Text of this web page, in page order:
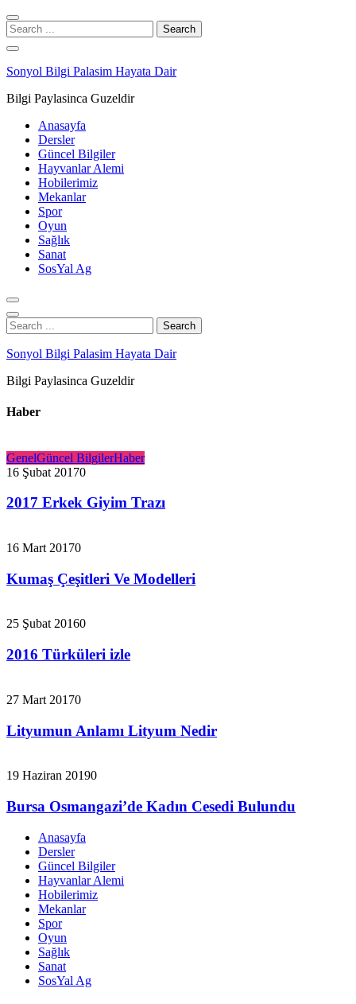
Skip
to
navigation
Skip
to
content
Search
for:
Sonyol Bilgi Palasim Hayata Dair
Bilgi Paylasinca Guzeldir
Anasayfa
Dersler
Güncel Bilgiler
Hayvanlar Alemi
Hobilerimiz
Mekanlar
Spor
Oyun
Sağlık
Sanat
SosYal Ag
Search
for:
Sonyol Bilgi Palasim Hayata Dair
Bilgi Paylasinca Guzeldir
Haber
GenelGüncel BilgilerHaber
16 Şubat 20170
2017 Erkek Giyim Trazı
16 Mart 20170
Kumaş Çeşitleri Ve Modelleri
25 Şubat 20160
2016 Türküleri izle
27 Mart 20170
Lityumun Anlamı Lityum Nedir
19 Haziran 20190
Bursa Osmangazi’de Kadın Cesedi Bulundu
Anasayfa
Dersler
Güncel Bilgiler
Hayvanlar Alemi
Hobilerimiz
Mekanlar
Spor
Oyun
Sağlık
Sanat
SosYal Ag